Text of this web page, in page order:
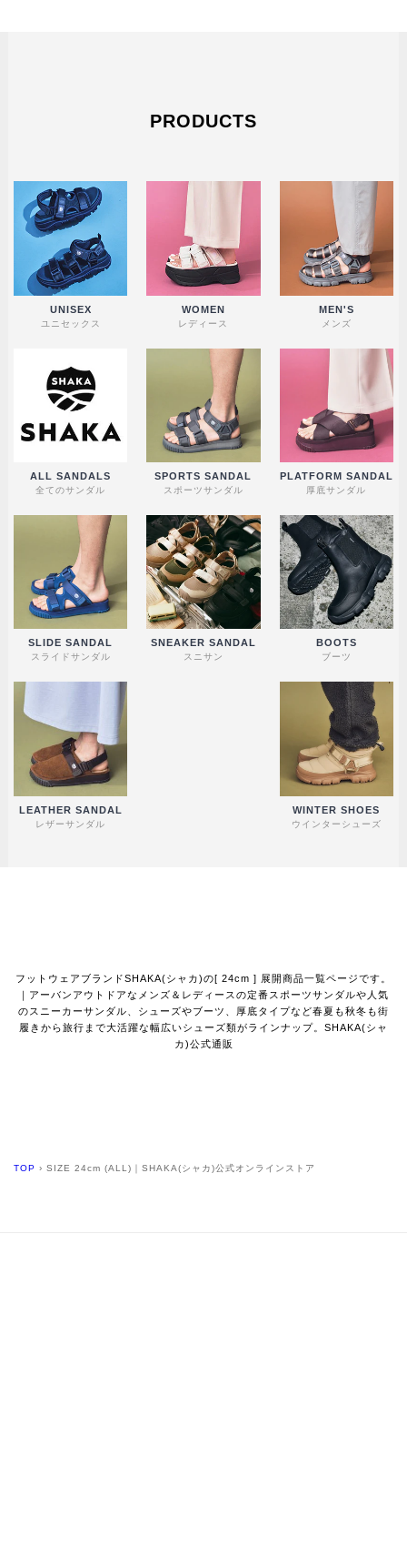
PRODUCTS
UNISEX
ユニセックス
WOMEN
レディース
MEN'S
メンズ
ALL SANDALS
全てのサンダル
SPORTS SANDAL
スポーツサンダル
PLATFORM SANDAL
厚底サンダル
SLIDE SANDAL
スライドサンダル
SNEAKER SANDAL
スニサン
BOOTS
ブーツ
LEATHER SANDAL
レザーサンダル
WINTER SHOES
ウインターシューズ
フットウェアブランドSHAKA(シャカ)の[ 24cm ] 展開商品一覧ページです。
｜アーバンアウトドアなメンズ＆レディースの定番スポーツサンダルや人気
のスニーカーサンダル、シューズやブーツ、厚底タイプなど春夏も秋冬も街
履きから旅行まで大活躍な幅広いシューズ類がラインナップ。SHAKA(シャ
カ)公式通販
TOP › SIZE 24cm (ALL)｜SHAKA(シャカ)公式オンラインストア